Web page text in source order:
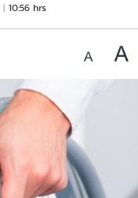
10:56 hrs